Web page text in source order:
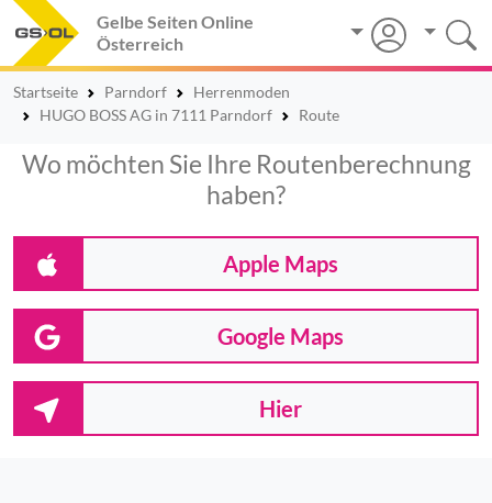
Gelbe Seiten Online
Österreich
Startseite Parndorf
Herrenmoden
HUGO BOSS AG in 7111 Parndorf
Route
Wo möchten Sie Ihre Routenberechnung
haben?
Apple Maps
Google Maps
Hier